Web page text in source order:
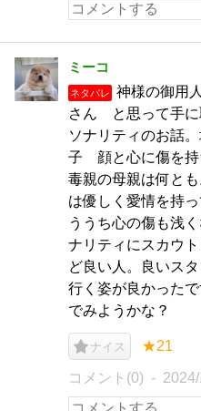
ミーコ
ネタバレ
神様の御用
さん と思って手に
ソナリティのお話
子 顔と心に傷を持
毒親の母親は何と
は優しく愛情を持
ううち心の傷も浅
ナリティにスカウ
ど良い人。良いス
行く姿が良かった
でみようかな？
ナイス ★21
コメント(0)